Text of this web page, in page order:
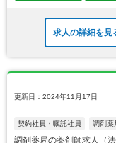
求人の詳細を見
更新日：2024年11月17日
契約社員・嘱託社員 調剤薬
調剤薬局の薬剤師求人（